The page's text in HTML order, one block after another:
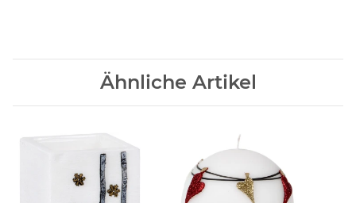
Ähnliche Artikel